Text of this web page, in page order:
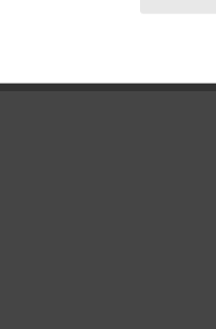
verfügbar?
Längen und